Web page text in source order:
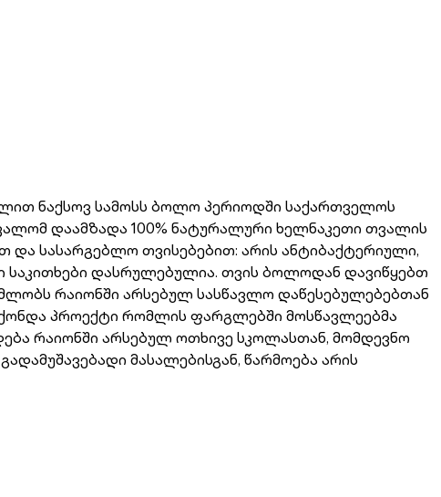
ნაქსოვ სამოსს ბოლო პერიოდში საქართველოს
დაამზადა 100% ნატურალური ხელნაკეთი თვალის
და სასარგებლო თვისებებით: არის ანტიბაქტერიული,
საკითხები დასრულებულია. თვის ბოლოდან დავიწყებთ
რაიონში არსებულ სასწავლო დაწესებულებებთან
პროექტი რომლის ფარგლებში მოსწავლეებმა
რაიონში არსებულ ოთხივე სკოლასთან, მომდევნო
მასალებისგან, წარმოება არის